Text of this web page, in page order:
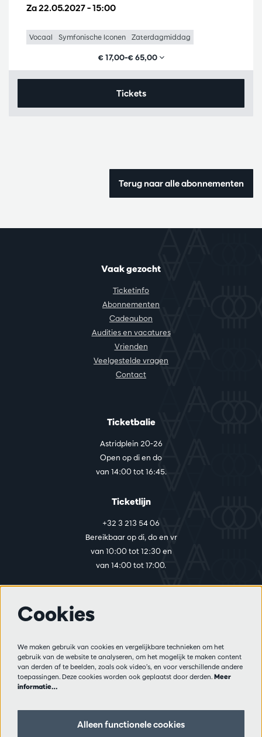
Za 22.05.2027– 15:00
Vocaal Symfonische Iconen Zaterdagmiddag
€ 17,00–€ 65,00
Tickets
Terug naar alle abonnementen
Vaak gezocht
Ticketinfo
Abonnementen
Cadeaubon
Audities en vacatures
Vrienden
Veelgestelde vragen
Contact
Ticketbalie
Astridplein 20-26
Open op di en do
van 14:00 tot 16:45.
Ticketlijn
+32 3 213 54 06
Bereikbaar op di, do en vr
van 10:00 tot 12:30 en
van 14:00 tot 17:00.
Privacy
Verkoopsvoorwaarden
Pers
Cookies
We maken gebruik van cookies en vergelijkbare technieken om het
gebruik van de website te analyseren, om het mogelijk te maken content
van derden af te beelden, zoals ook video’s, en voor verschillende andere
toepassingen. Deze cookies worden ook geplaatst door derden. Meer
informatie…
Alleen functionele cookies